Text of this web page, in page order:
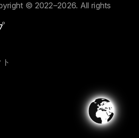
© 2022–2026. All rights